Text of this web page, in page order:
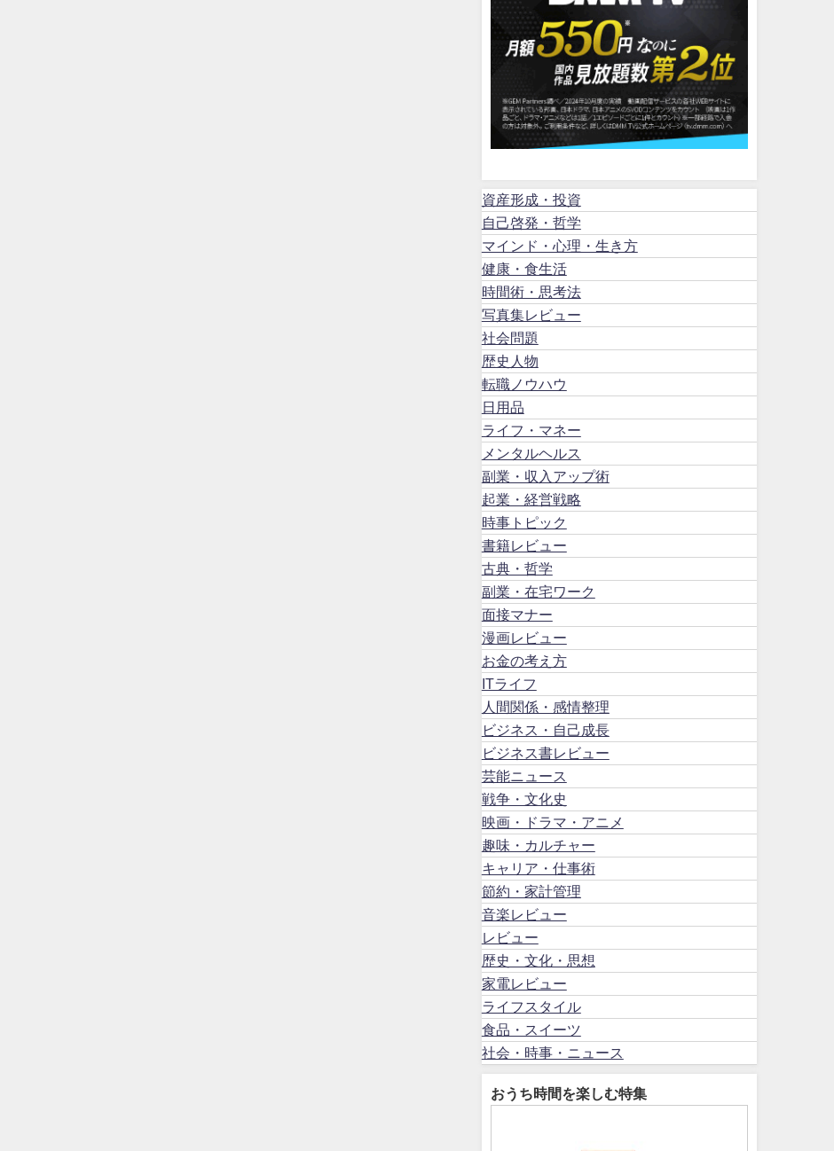
資産形成・投資
自己啓発・哲学
マインド・心理・生き方
健康・食生活
時間術・思考法
写真集レビュー
社会問題
歴史人物
転職ノウハウ
日用品
ライフ・マネー
メンタルヘルス
副業・収入アップ術
起業・経営戦略
時事トピック
書籍レビュー
古典・哲学
副業・在宅ワーク
面接マナー
漫画レビュー
お金の考え方
ITライフ
人間関係・感情整理
ビジネス・自己成長
ビジネス書レビュー
芸能ニュース
戦争・文化史
映画・ドラマ・アニメ
趣味・カルチャー
キャリア・仕事術
節約・家計管理
音楽レビュー
レビュー
歴史・文化・思想
家電レビュー
ライフスタイル
食品・スイーツ
社会・時事・ニュース
おうち時間を楽しむ特集